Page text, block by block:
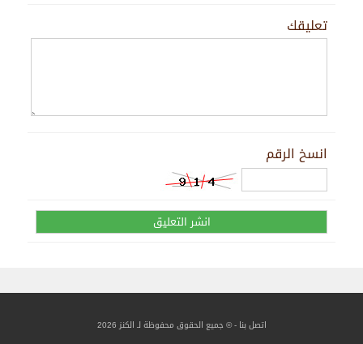
تعليقك
انسخ الرقم
اتصل بنا - © جميع الحقوق محفوظة لـ الكنز 2026